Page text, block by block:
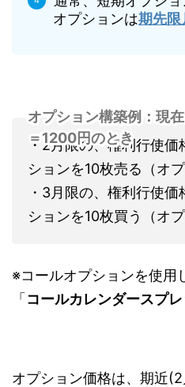
オプションは期先限
オプション構築例：現
＝1200円のとき
・2月限の、権利行使
ションを10枚売る（オ
・3月限の、権利行使
ションを10枚買う（オ
※コールオプションを使用
「コールカレンダースプ
オプション価格は、期近